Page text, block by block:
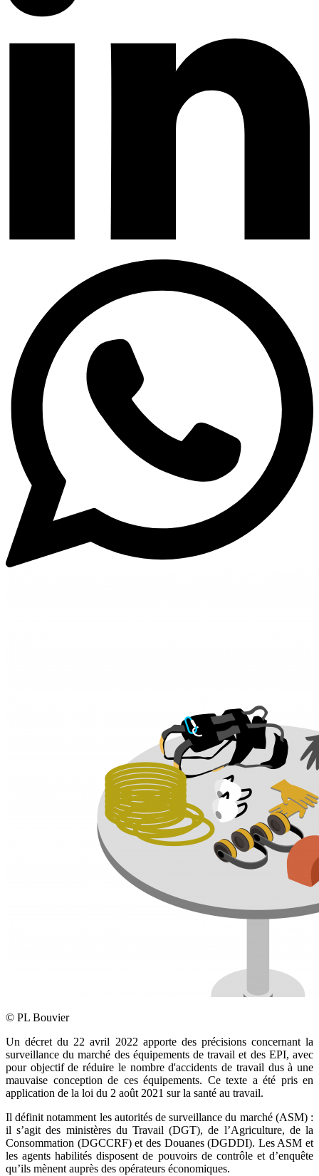
© PL Bouvier
Un décret du 22 avril 2022 apporte des précisions concernant la
surveillance du marché des équipements de travail et des EPI, avec
pour objectif de réduire le nombre d'accidents de travail dus à une
mauvaise conception de ces équipements. Ce texte a été pris en
application de la loi du 2 août 2021 sur la santé au travail.
Il définit notamment les autorités de surveillance du marché (ASM) :
il s’agit des ministères du Travail (DGT), de l’Agriculture, de la
Consommation (DGCCRF) et des Douanes (DGDDI). Les ASM et
les agents habilités disposent de pouvoirs de contrôle et d’enquête
qu’ils mènent auprès des opérateurs économiques.